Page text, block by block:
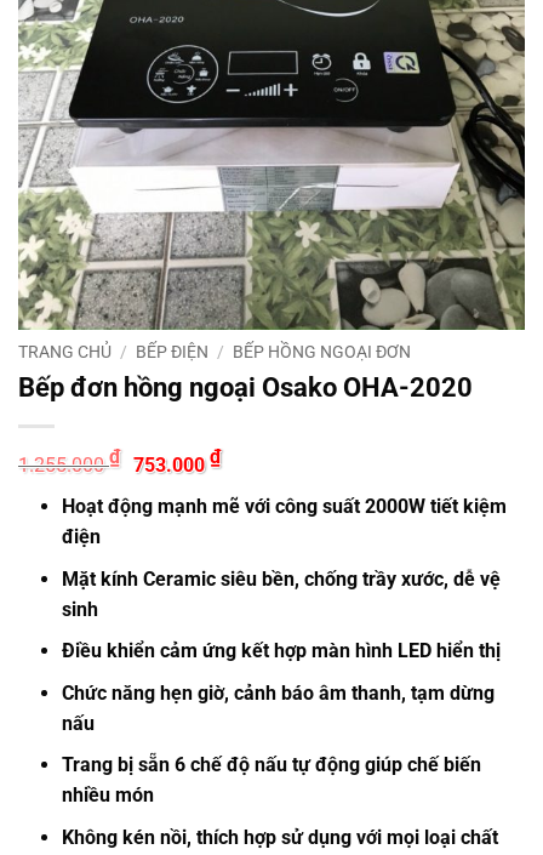
TRANG CHỦ / BẾP ĐIỆN / BẾP HỒNG NGOẠI ĐƠN
Bếp đơn hồng ngoại Osako OHA-2020
1.255.000₫ Giá
gốc
1.255.000 ₫.
753.000₫Giá
hiện
tại
là:
Hoạt động mạnh mẽ với công suất 2000W tiết kiệm
điện
Mặt kính Ceramic siêu bền, chống trầy xước, dễ vệ
sinh
Điều khiển cảm ứng kết hợp màn hình LED hiển thị
Chức năng hẹn giờ, cảnh báo âm thanh, tạm dừng
nấu
Trang bị sẵn 6 chế độ nấu tự động giúp chế biến
nhiều món
Không kén nồi, thích hợp sử dụng với mọi loại chất